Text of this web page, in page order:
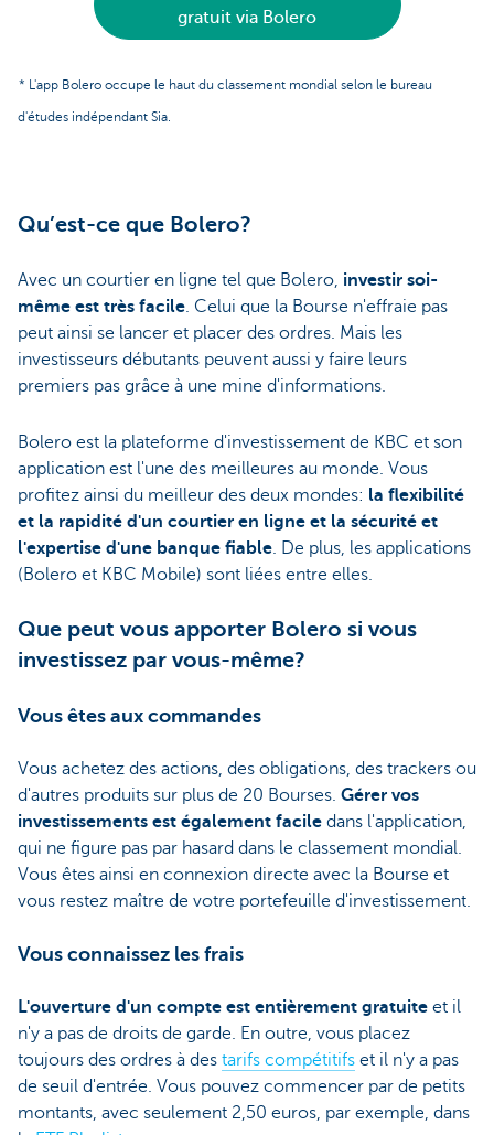
gratuit via Bolero
* L'app Bolero occupe le haut du classement mondial selon le bureau
d'études indépendant Sia.
Qu’est-ce que Bolero?
Avec un courtier en ligne tel que Bolero, investir soi-
même est très facile. Celui que la Bourse n'effraie pas
peut ainsi se lancer et placer des ordres. Mais les
investisseurs débutants peuvent aussi y faire leurs
premiers pas grâce à une mine d'informations.
Bolero est la plateforme d'investissement de KBC et son
application est l'une des meilleures au monde. Vous
profitez ainsi du meilleur des deux mondes: la flexibilité
et la rapidité d'un courtier en ligne et la sécurité et
l'expertise d'une banque fiable. De plus, les applications
(Bolero et KBC Mobile) sont liées entre elles.
Que peut vous apporter Bolero si vous
investissez par vous-même?
Vous êtes aux commandes
Vous achetez des actions, des obligations, des trackers ou
d'autres produits sur plus de 20 Bourses. Gérer vos
investissements est également facile dans l'application,
qui ne figure pas par hasard dans le classement mondial.
Vous êtes ainsi en connexion directe avec la Bourse et
vous restez maître de votre portefeuille d'investissement.
Vous connaissez les frais
L'ouverture d'un compte est entièrement gratuite et il
n'y a pas de droits de garde. En outre, vous placez
toujours des ordres à des tarifs compétitifs et il n'y a pas
de seuil d'entrée. Vous pouvez commencer par de petits
montants, avec seulement 2,50 euros, par exemple, dans